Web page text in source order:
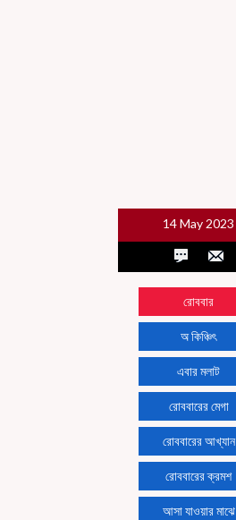
14 May 2023
রোববার
অ কিঞ্চিৎ
এবার মলাট
রোববারের মেগা
রোববারের আখ্যান
রোববারের ক্রমশ
আসা যাওয়ার মাঝে